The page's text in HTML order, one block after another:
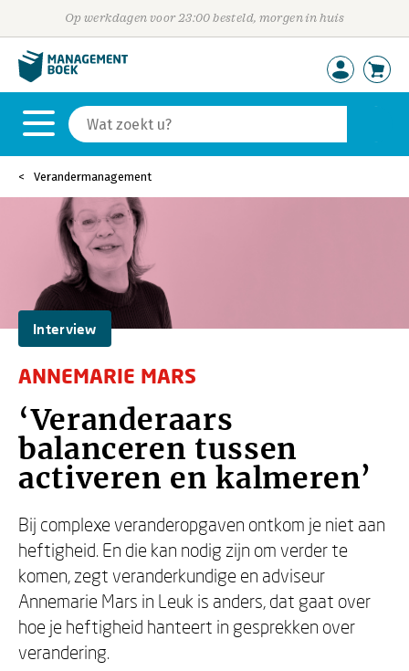
Op werkdagen voor 23:00 besteld, morgen in huis
Verandermanagement
Interview
ANNEMARIE MARS
‘Veranderaars
balanceren tussen
activeren en kalmeren’
Bij complexe veranderopgaven ontkom je niet aan
heftigheid. En die kan nodig zijn om verder te
komen, zegt veranderkundige en adviseur
Annemarie Mars in Leuk is anders, dat gaat over
hoe je heftigheid hanteert in gesprekken over
verandering.